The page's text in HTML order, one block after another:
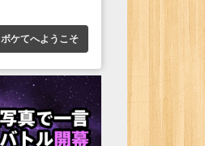
ボケてへようこそ